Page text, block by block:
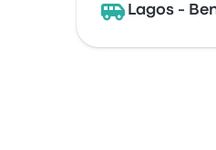
Lagos -